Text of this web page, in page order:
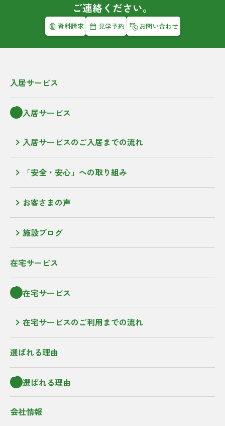
ご連絡ください。
資料請求 見学予約 お問い合わせ
入居サービス
入居サービス
入居サービスのご入居までの流れ
「安全・安心」への取り組み
お客さまの声
施設ブログ
在宅サービス
在宅サービス
在宅サービスのご利用までの流れ
選ばれる理由
選ばれる理由
会社情報